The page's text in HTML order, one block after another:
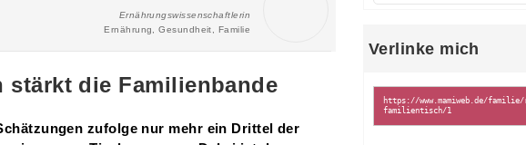
Ernährungswissenschaftlerin
Ernährung, Gesundheit, Familie
stärkt die Familienbande
zufolge nur mehr ein Drittel der
Verlinke mich